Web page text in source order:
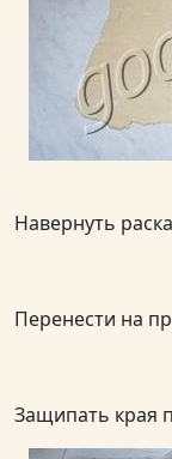
Навернуть
Перенести на
Защипать края